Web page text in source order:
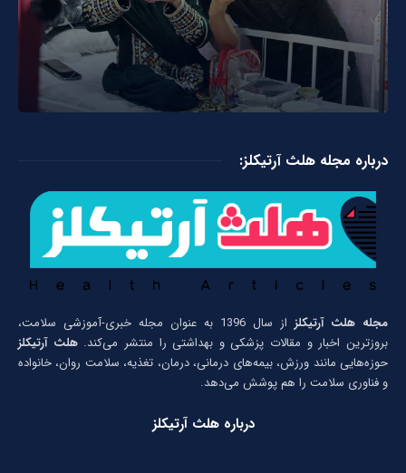
درباره مجله هلث آرتیکلز:
مجله هلث آرتیکلز
از سال 1396 به عنوان مجله خبری-آموزشی سلامت،
بروزترین اخبار و مقالات پزشکی و بهداشتی را منتشر می‌کند.هلث آرتیکلز
حوزه‌هایی مانند ورزش، بیمه‌های درمانی، درمان، تغذیه، سلامت روان، خانواده
و فناوری سلامت را هم پوشش می‌دهد.
درباره هلث آرتیکلز